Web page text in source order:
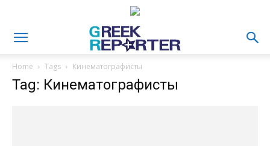
Home Tags Кинематографисты
Tag: Кинематографисты